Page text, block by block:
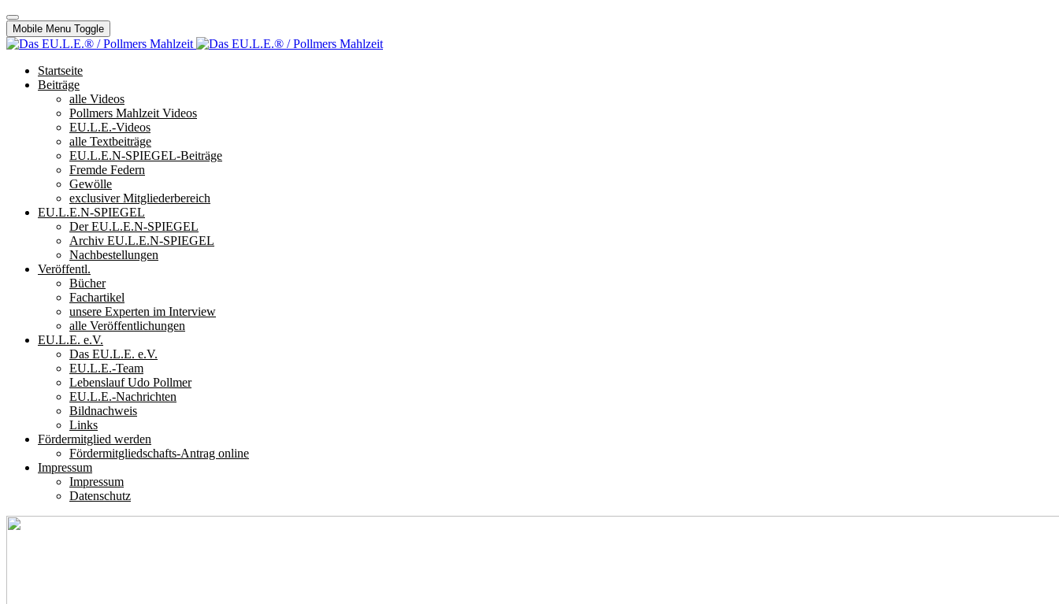
Mobile Menu Toggle
Startseite
Beiträge
alle Videos
Pollmers Mahlzeit Videos
EU.L.E.-Videos
alle Textbeiträge
EU.L.E.N-SPIEGEL-Beiträge
Fremde Federn
Gewölle
exclusiver Mitgliederbereich
EU.L.E.N-SPIEGEL
Der EU.L.E.N-SPIEGEL
Archiv EU.L.E.N-SPIEGEL
Nachbestellungen
Veröffentl.
Bücher
Fachartikel
unsere Experten im Interview
alle Veröffentlichungen
EU.L.E. e.V.
Das EU.L.E. e.V.
EU.L.E.-Team
Lebenslauf Udo Pollmer
EU.L.E.-Nachrichten
Bildnachweis
Links
Fördermitglied werden
Fördermitgliedschafts-Antrag online
Impressum
Impressum
Datenschutz